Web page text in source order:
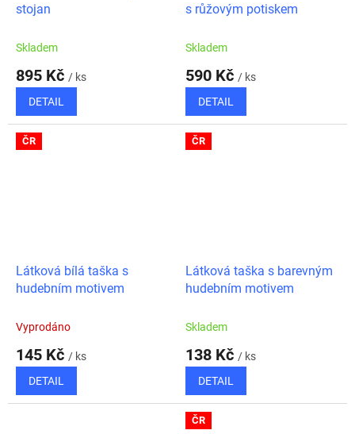
stojan
Skladem
895 Kč / ks
DETAIL
s růžovým potiskem
Skladem
590 Kč / ks
DETAIL
ČR
Látková bílá taška s
hudebním motivem
Vyprodáno
145 Kč / ks
DETAIL
ČR
Látková taška s barevným
hudebním motivem
Skladem
138 Kč / ks
DETAIL
ČR